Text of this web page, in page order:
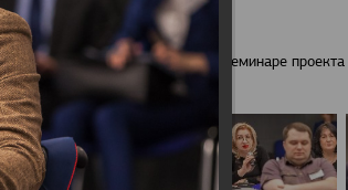
групп населения обсудили на семинаре